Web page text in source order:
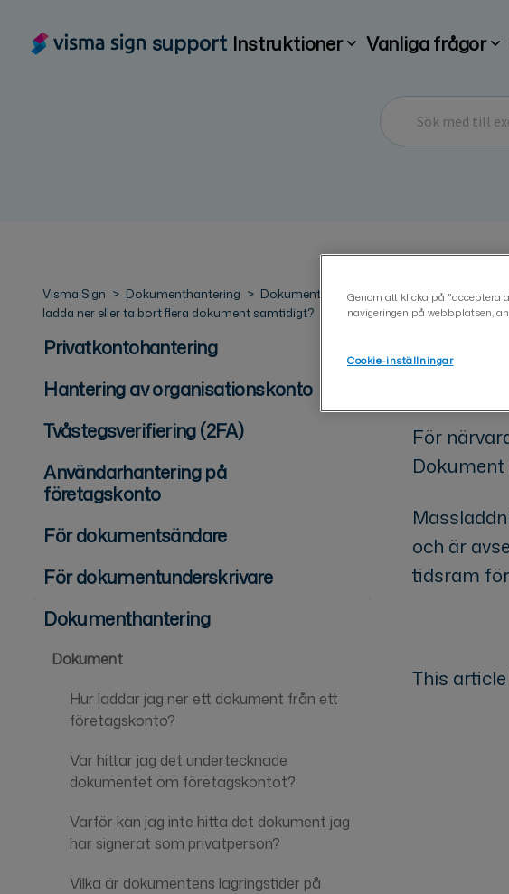
support Instruktioner Vanliga frågor
Visma Sign Dokumenthantering Dokument
Kan jag
ladda ner eller ta bort flera dokument samtidigt?
Privatkontohantering
Hantering av organisationskonto
Tvåstegsverifiering (2FA)
Användarhantering på
företagskonto
För dokumentsändare
För dokumentunderskrivare
Dokumenthantering
Dokument
Hur laddar jag ner ett dokument från ett
företagskonto?
Var hittar jag det undertecknade
dokumentet om företagskontot?
Varför kan jag inte hitta det dokument jag
har signerat som privatperson?
Vilka är dokumentens lagringstider på
Kan
För
och är
tidsram
This
Genom att klicka på "acceptera
navigeringen på webbplatsen,
Cookie-inställningar